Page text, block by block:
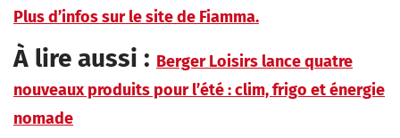
Plus d’infos sur le site de Fiamma.
À lire aussi : Berger Loisirs lance quatre
nouveaux produits pour l’été : clim, frigo et énergie
nomade